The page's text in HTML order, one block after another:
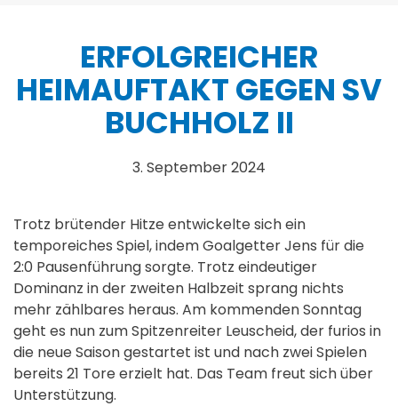
ERFOLGREICHER
HEIMAUFTAKT GEGEN SV
BUCHHOLZ II
3. September 2024
Trotz brütender Hitze entwickelte sich ein
temporeiches Spiel, indem Goalgetter Jens für die
2:0 Pausenführung sorgte. Trotz eindeutiger
Dominanz in der zweiten Halbzeit sprang nichts
mehr zählbares heraus. Am kommenden Sonntag
geht es nun zum Spitzenreiter Leuscheid, der furios in
die neue Saison gestartet ist und nach zwei Spielen
bereits 21 Tore erzielt hat. Das Team freut sich über
Unterstützung.